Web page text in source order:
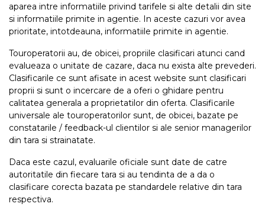
aparea intre informatiile privind tarifele si alte detalii din site
si informatiile primite in agentie. In aceste cazuri vor avea
prioritate, intotdeauna, informatiile primite in agentie.
Touroperatorii au, de obicei, propriile clasificari atunci cand
evalueaza o unitate de cazare, daca nu exista alte prevederi.
Clasificarile ce sunt afisate in acest website sunt clasificari
proprii si sunt o incercare de a oferi o ghidare pentru
calitatea generala a proprietatilor din oferta. Clasificarile
universale ale touroperatorilor sunt, de obicei, bazate pe
constatarile / feedback-ul clientilor si ale senior managerilor
din tara si strainatate.
Daca este cazul, evaluarile oficiale sunt date de catre
autoritatile din fiecare tara si au tendinta de a da o
clasificare corecta bazata pe standardele relative din tara
respectiva.